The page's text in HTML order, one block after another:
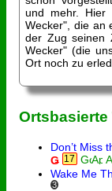
und mehr. Hier
Wecker", die an
der Zug seinen
Wecker" (die
Ort noch zu
Ortsbasierte
Don’t Miss
Ǥ 17
Wake Me
3